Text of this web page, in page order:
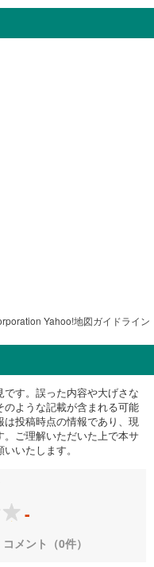
Yahoo!地図ガイドライン
す。誤った内容や大げさな
ような記載が含まれる可能
投稿時点の情報であり、現
ご理解いただいた上で本サ
いたします。
-
コメント（0件）